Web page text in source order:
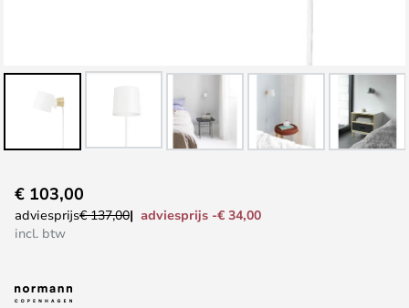
naar
het
de
€ 103,00
adviesprijs€ 137,00
adviesprijs -€ 34,00
incl. btw